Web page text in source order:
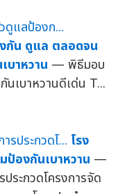
งกัน ดูแล ตลอดจน
บาหวาน — พิธีมอบ
นเบาหวานดีเด่น T...
โรง
ป้องกันเบาหวาน —
ระกวดโครงการจัด